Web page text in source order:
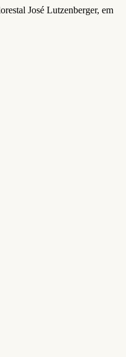
José Lutzenberger, em